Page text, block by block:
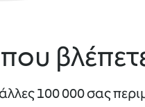
100 000 σας